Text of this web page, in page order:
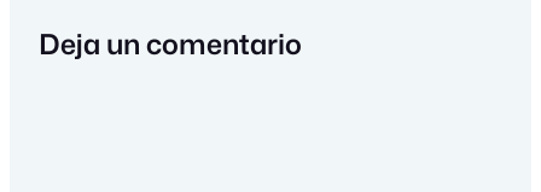
Deja un comentario